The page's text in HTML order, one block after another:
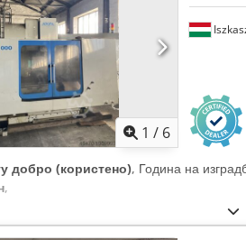
1 / 6
добро (користено), Година на
,